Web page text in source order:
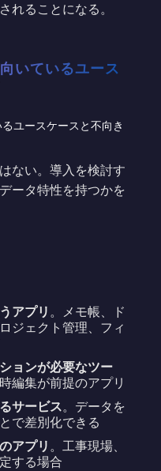
れることになる。
いているユース
ない。導入を検討す
ータ特性を持つかを
アプリ 。メモ帳、ド
ジェクト管理、フィ
ョンが必要なツー
編集が前提のアプリ
サービス。データを
で差別化できる
アプリ 。工事現場、
する場合